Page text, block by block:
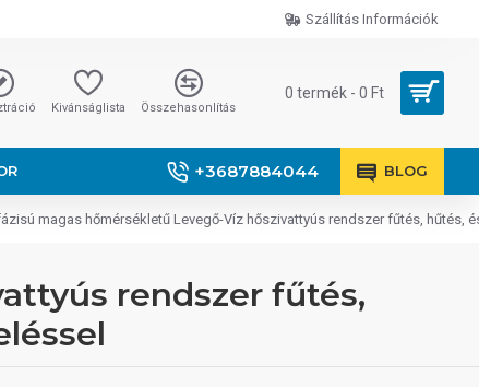
Szállítás Információk
Kivánságlista Összehasonlítás
0 termék - 0 Ft
+3687884044 BLOG
magas hőmérsékletű Levegő-Víz hőszivattyús rendszer fűtés, hűtés,
rendszer fűtés,